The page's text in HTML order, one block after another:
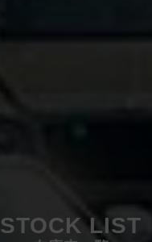
STOCK LIST